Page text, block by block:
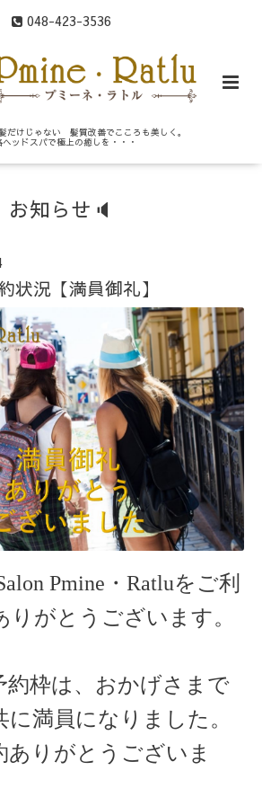
048-423-3536
だけじゃない 髪質改善でこころも美しく。
ヘッドスパで極上の癒しを・・・
お知らせ🔈
況【満員御礼】
Pmine・Ratluをご利
りがとうございます。
約枠は、おかげさまで
満員になりました。
ありがとうございま